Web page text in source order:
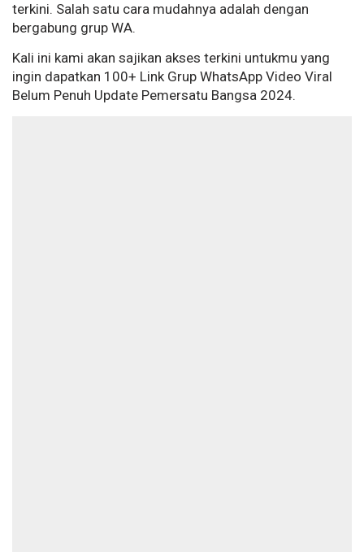
terkini. Salah satu cara mudahnya adalah dengan
bergabung grup WA.
Kali ini kami akan sajikan akses terkini untukmu yang
ingin dapatkan 100+ Link Grup WhatsApp Video Viral
Belum Penuh Update Pemersatu Bangsa 2024.